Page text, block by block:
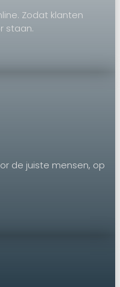
Zodat klanten
staan.
de juiste mensen, op